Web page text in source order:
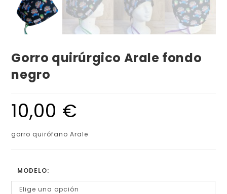
Gorro quirúrgico Arale fondo
negro
10,00 €
gorro quirófano Arale
MODELO:
Elige una opción